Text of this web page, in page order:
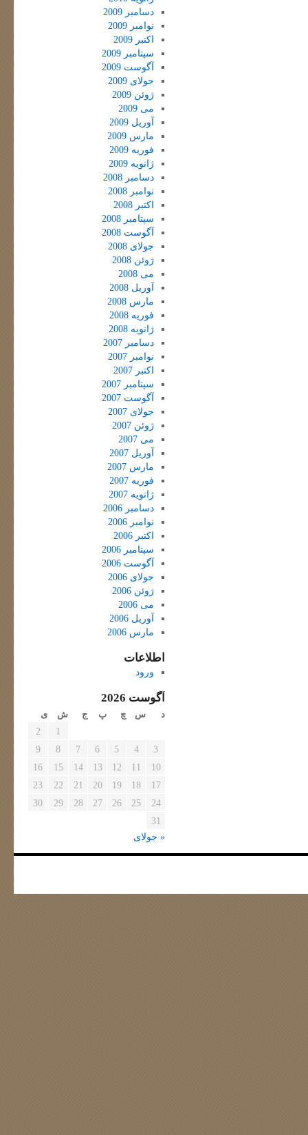
دسامبر 2009
نوامبر 2009
اکتبر 2009
سپتامبر 2009
آگوست 2009
جولای 2009
ژوئن 2009
می 2009
آوریل 2009
مارس 2009
فوریه 2009
ژانویه 2009
دسامبر 2008
نوامبر 2008
اکتبر 2008
سپتامبر 2008
آگوست 2008
جولای 2008
ژوئن 2008
می 2008
آوریل 2008
مارس 2008
فوریه 2008
ژانویه 2008
دسامبر 2007
نوامبر 2007
اکتبر 2007
سپتامبر 2007
آگوست 2007
جولای 2007
ژوئن 2007
می 2007
آوریل 2007
مارس 2007
فوریه 2007
ژانویه 2007
دسامبر 2006
نوامبر 2006
اکتبر 2006
سپتامبر 2006
آگوست 2006
جولای 2006
ژوئن 2006
می 2006
آوریل 2006
مارس 2006
اطلاعات
ورود
آگوست 2026
د س چ پ ج ش ی
1
2
3
4
5
6
7
8
9
10
11
12
13
14
15
16
17
18
19
20
21
22
23
24
25
26
27
28
29
30
31
« جولای